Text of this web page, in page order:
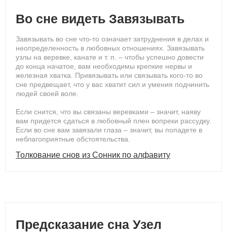
Во сне видеть Завязывать
Завязывать во сне что-то означает затруднения в делах и
неопределенность в любовных отношениях. Завязывать
узлы на веревке, канате и т. п. – чтобы успешно довести
до конца начатое, вам необходимы крепкие нервы и
железная хватка. Привязывать или связывать кого-то во
сне предвещает, что у вас хватит сил и умения подчинить
людей своей воле.
Если снится, что вы связаны веревками – значит, наяву
вам придется сдаться в любовный плен вопреки рассудку.
Если во сне вам завязали глаза – значит, вы попадете в
неблагоприятные обстоятельства.
Толкование снов из Сонник по алфавиту
Предсказание сна Узел